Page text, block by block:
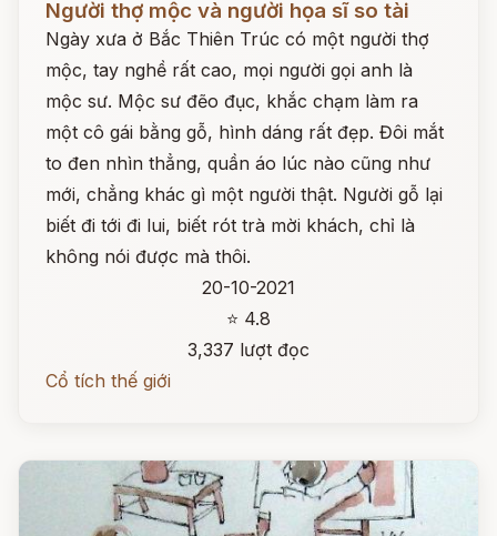
Người thợ mộc và người họa sĩ so tài
Ngày xưa ở Bắc Thiên Trúc có một người thợ
mộc, tay nghề rất cao, mọi người gọi anh là
mộc sư. Mộc sư đẽo đục, khắc chạm làm ra
một cô gái bằng gỗ, hình dáng rất đẹp. Đôi mắt
to đen nhìn thẳng, quần áo lúc nào cũng như
mới, chẳng khác gì một người thật. Người gỗ lại
biết đi tới đi lui, biết rót trà mời khách, chỉ là
không nói được mà thôi.
20-10-2021
⭐ 4.8
3,337 lượt đọc
Cổ tích thế giới